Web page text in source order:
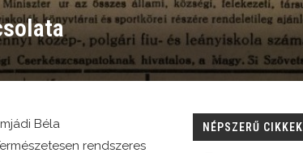
Béla
rendszeres
NÉPSZERŰ CIKKEK